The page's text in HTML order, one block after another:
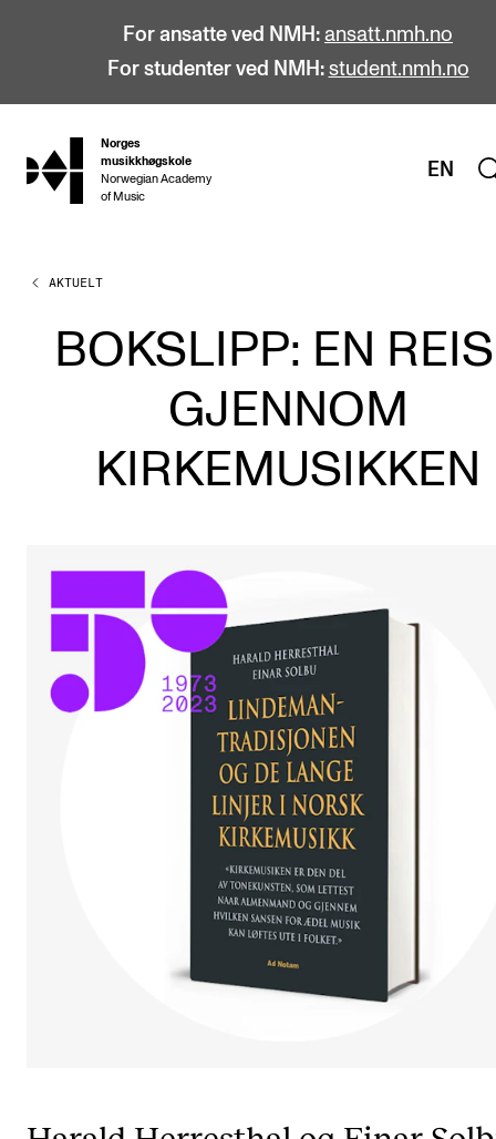
For ansatte ved NMH: ansatt.nmh.no
For studenter ved NMH: student.nmh.no
hjem
Norges
musikkhøgskole
Norwegian Academy
of Music
EN
STUDIER
Alle studier
Bachelor
Doktorgrad
Årsstudium og videreutdanning
Talentutvikling
STUDENTLIV
Søknad og opptak
Studentutvalet SUT (student.nmh.no)
Publikasjoner
AKTUELT
BOKSLIPP: EN
GJENNOM
KIRKEMUSIKKEN